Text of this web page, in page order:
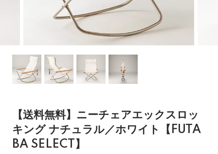
【送料無料】ニーチェアエックスロッ
キング ナチュラル／ホワイト【FUTA
BA SELECT】